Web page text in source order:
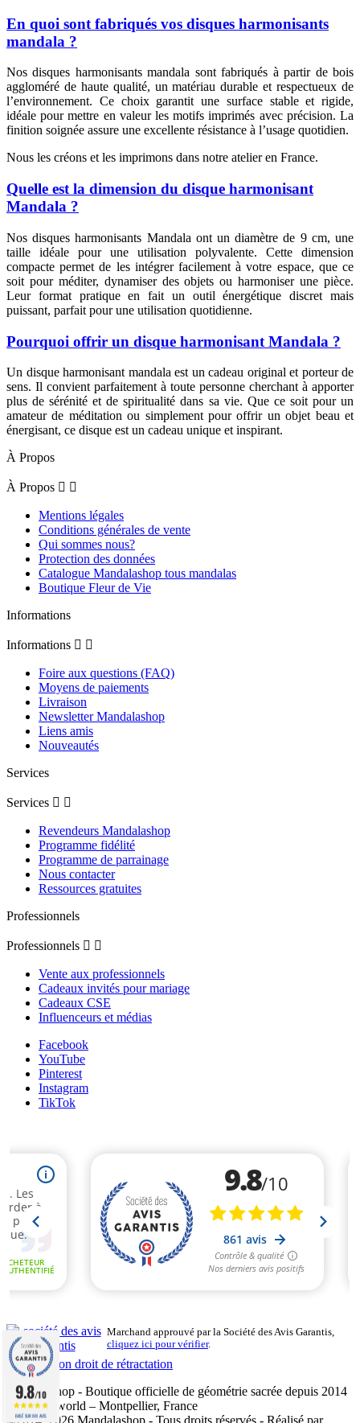
En quoi sont fabriqués vos disques harmonisants
mandala ?
Nos disques harmonisants mandala sont fabriqués à partir de bois
aggloméré de haute qualité, un matériau durable et respectueux de
l’environnement. Ce choix garantit une surface stable et rigide,
idéale pour mettre en valeur les motifs imprimés avec précision. La
finition soignée assure une excellente résistance à l’usage quotidien.
Nous les créons et les imprimons dans notre atelier en France.
Quelle est la dimension du disque harmonisant
Mandala ?
Nos disques harmonisants Mandala ont un diamètre de 9 cm, une
taille idéale pour une utilisation polyvalente. Cette dimension
compacte permet de les intégrer facilement à votre espace, que ce
soit pour méditer, dynamiser des objets ou harmoniser une pièce.
Leur format pratique en fait un outil énergétique discret mais
puissant, parfait pour une utilisation quotidienne.
Pourquoi offrir un disque harmonisant Mandala ?
Un disque harmonisant mandala est un cadeau original et porteur de
sens. Il convient parfaitement à toute personne cherchant à apporter
plus de sérénité et de spiritualité dans sa vie. Que ce soit pour un
amateur de méditation ou simplement pour offrir un objet beau et
énergisant, ce disque est un cadeau unique et inspirant.
À Propos
À Propos  
Mentions légales
Conditions générales de vente
Qui sommes nous?
Protection des données
Catalogue Mandalashop tous mandalas
Boutique Fleur de Vie
Informations
Informations  
Foire aux questions (FAQ)
Moyens de paiements
Livraison
Newsletter Mandalashop
Liens amis
Nouveautés
Services
Services  
Revendeurs Mandalashop
Programme fidélité
Programme de parrainage
Nous contacter
Ressources gratuites
Professionnels
Professionnels  
Vente aux professionnels
Cadeaux invités pour mariage
Cadeaux CSE
Influenceurs et médias
Facebook
YouTube
Pinterest
Instagram
TikTok
Marchand approuvé par la Société des Avis Garantis,
cliquez ici pour vérifier.
Exercer mon droit de rétractation
Mandalashop - Boutique officielle de géométrie sacrée depuis 2014
- Sarl Uniworld – Montpellier, France
9.8/10
BASÉ SUR 861 AVIS